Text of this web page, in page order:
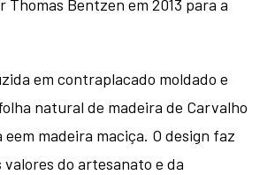
Thomas Bentzen em 2013 para a
em contraplacado moldado e
natural de madeira de Carvalho
madeira maciça. O design faz
do artesanato e da